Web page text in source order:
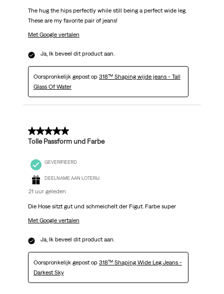
The hug the hips perfectly while still being a perfect wide leg.
These are my favorite pair of jeans!
Met Google vertalen
Ja, Ik beveel dit product aan.
Oorspronkelijk gepost op 318™ Shaping wijde jeans - Tall
Glass Of Water
5 van 5 sterren.
Tolle Passform und Farbe
GEVERIFIEERD
DEELNAME AAN LOTERIJ
21 uur geleden
Die Hose sitzt gut und schmeichelt der Figut. Farbe super
Met Google vertalen
Ja, Ik beveel dit product aan.
Oorspronkelijk gepost op 318™ Shaping Wide Leg Jeans -
Darkest Sky